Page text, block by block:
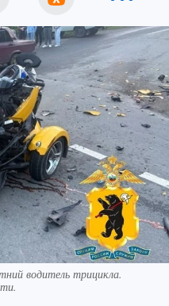
водитель трицикла.